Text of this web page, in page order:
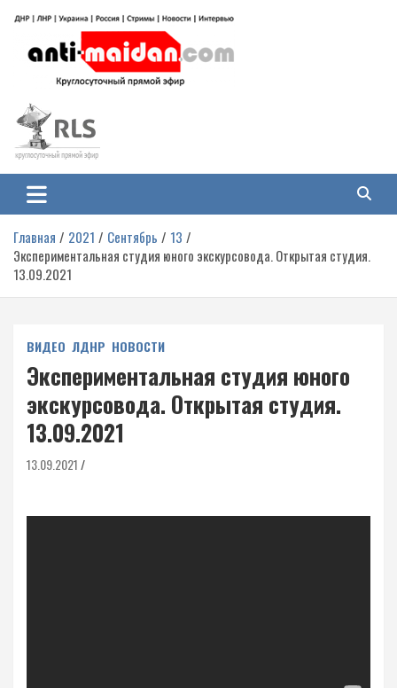
содержимому
Антимайдан: Гражданская война
на Украине
гражданской войне на Украине, включая события в Новороссии, ДНР,
ЛНР и других регионах.
Главная 2021 Сентябрь
13
Экспериментальная студия юного экскурсовода. Открытая студия.
13.09.2021
ВИДЕО ЛДНР НОВОСТИ
Экспериментальная студия юного
экскурсовода. Открытая студия.
13.09.2021
13.09.2021